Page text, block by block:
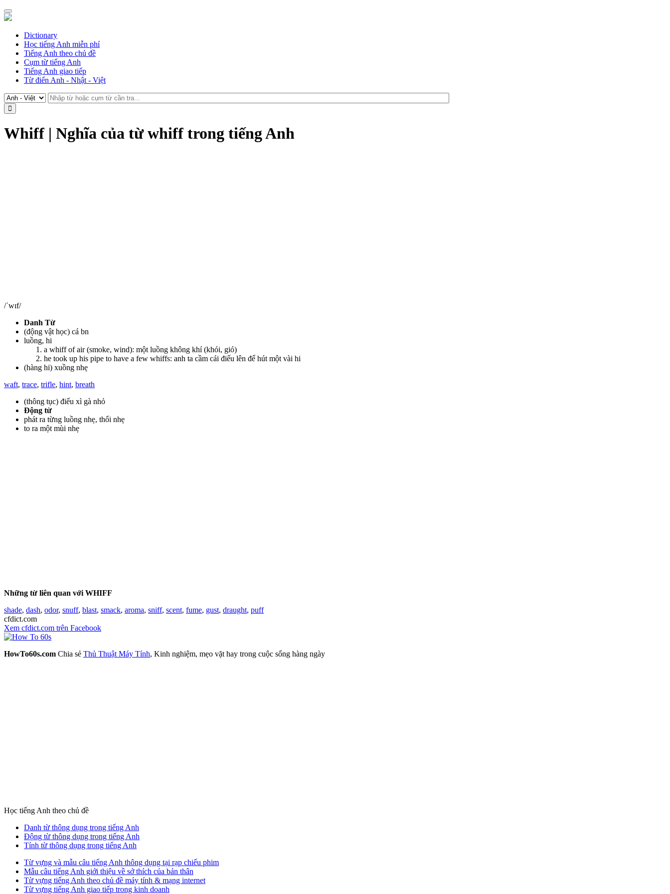
Dictionary
Học tiếng Anh miễn phí
Tiếng Anh theo chủ đề
Cụm từ tiếng Anh
Tiếng Anh giao tiếp
Từ điển Anh - Nhật - Việt
Whiff | Nghĩa của từ whiff trong tiếng Anh
/ˈwɪf/
Danh Từ
(động vật học) cá bn
luồng, hi
a whiff of air (smoke, wind): một luồng không khí (khói, gió)
he took up his pipe to have a few whiffs: anh ta cầm cái điếu lên để hút một vài hi
(hàng hi) xuồng nhẹ
waft, trace, trifle, hint, breath
(thông tục) điếu xì gà nhỏ
Động từ
phát ra từng luồng nhẹ, thổi nhẹ
to ra một mùi nhẹ
Những từ liên quan với WHIFF
shade, dash, odor, snuff, blast, smack, aroma, sniff, scent, fume, gust, draught, puff
cfdict.com
Xem cfdict.com trên Facebook
HowTo60s.com Chia sẻ Thủ Thuật Máy Tính, Kinh nghiệm, mẹo vặt hay trong cuộc sống hàng ngày
Học tiếng Anh theo chủ đề
Danh từ thông dụng trong tiếng Anh
Động từ thông dụng trong tiếng Anh
Tính từ thông dụng trong tiếng Anh
Từ vựng và mẫu câu tiếng Anh thông dụng tại rạp chiếu phim
Mẫu câu tiếng Anh giới thiệu về sở thích của bản thân
Từ vựng tiếng Anh theo chủ đề máy tính & mạng internet
Từ vựng tiếng Anh giao tiếp trong kinh doanh